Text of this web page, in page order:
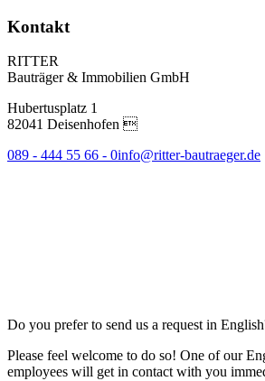
Kontakt
RITTER
Bauträger & Immobilien GmbH
Hubertusplatz 1
82041 Deisenhofen 
089 - 444 55 66 - 0info@ritter-bautraeger.de
Do you prefer to send us a request in
Please feel welcome to do so! One of our
employees will get in contact with you